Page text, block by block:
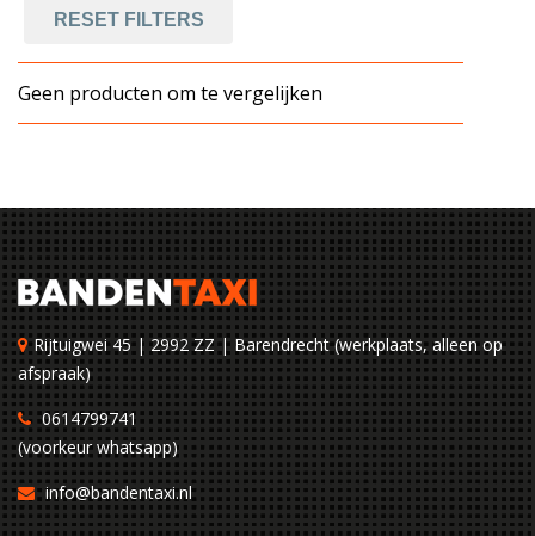
RESET FILTERS
Geen producten om te vergelijken
Rijtuigwei 45 | 2992 ZZ | Barendrecht (werkplaats, alleen op
afspraak)
0614799741
(voorkeur whatsapp)
info@bandentaxi.nl